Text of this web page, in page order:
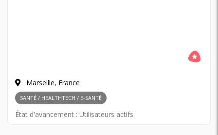
Marseille, France
SANTÉ / HEALTHTECH / E-SANTÉ
État d'avancement : Utilisateurs actifs